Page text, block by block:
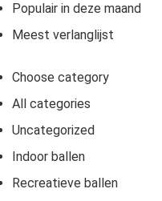
Populair in deze maand
Meest verlanglijst
Choose category
All categories
Uncategorized
Indoor ballen
Recreatieve ballen